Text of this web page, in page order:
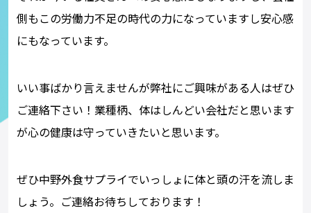
側もこの労働力不足の時代の力になっていますし安心感
にもなっています。
いい事ばかり言えませんが弊社にご興味がある人はぜひ
ご連絡下さい！業種柄、体はしんどい会社だと思います
が心の健康は守っていきたいと思います。
ぜひ中野外食サプライでいっしょに体と頭の汗を流しま
しょう。ご連絡お待ちしております！